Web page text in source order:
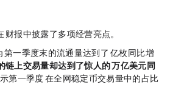
Q1 财报中披露了多项经营亮点。
第一季度末的流通量达到了 770 亿枚，同比增
链上交易量却达到了惊人的 21.5 万亿美元，同
数据分析亦显示，第一季度 USDC 在全网稳定币交易量中的占比